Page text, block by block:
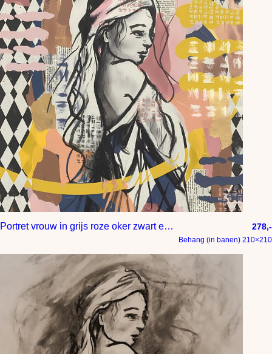
Portret vrouw in grijs roze oker zwart en beige 278,-
Behang (in banen) 210×210